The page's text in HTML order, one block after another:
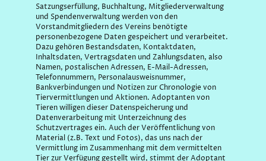
Satzungserfüllung, Buchhaltung, Mitgliederverwaltung
und Spendenverwaltung werden von den
Vorstandmitgliedern des Vereins benötigte
personenbezogene Daten gespeichert und verarbeitet.
Dazu gehören Bestandsdaten, Kontaktdaten,
Inhaltsdaten, Vertragsdaten und Zahlungsdaten, also
Namen, postalischen Adressen, E-Mail-Adressen,
Telefonnummern, Personalausweisnummer,
Bankverbindungen und Notizen zur Chronologie von
Tiervermittlungen und Aktionen. Adoptanten von
Tieren willigen dieser Datenspeicherung und
Datenverarbeitung mit Unterzeichnung des
Schutzvertrages ein. Auch der Veröffentlichung von
Material (z.B. Text und Fotos), das uns nach der
Vermittlung im Zusammenhang mit dem vermittelten
Tier zur Verfügung gestellt wird, stimmt der Adoptant